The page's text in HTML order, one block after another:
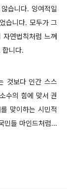
습니다. 잉여적일
습니다. 모두가 그
연법칙처럼 느껴
합니다.
것보다 인간 스스
수의 힘에 맞서 권
맞이하는 시민적
민들 마인드처럼...